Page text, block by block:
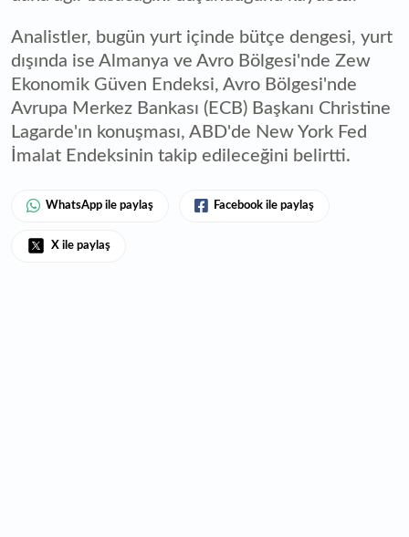
Analistler, bugün yurt içinde bütçe dengesi, yurt
dışında ise Almanya ve Avro Bölgesi'nde Zew
Ekonomik Güven Endeksi, Avro Bölgesi'nde
Avrupa Merkez Bankası (ECB) Başkanı Christine
Lagarde'ın konuşması, ABD'de New York Fed
İmalat Endeksinin takip edileceğini belirtti.
WhatsApp ile paylaş Facebook ile paylaş
X ile paylaş